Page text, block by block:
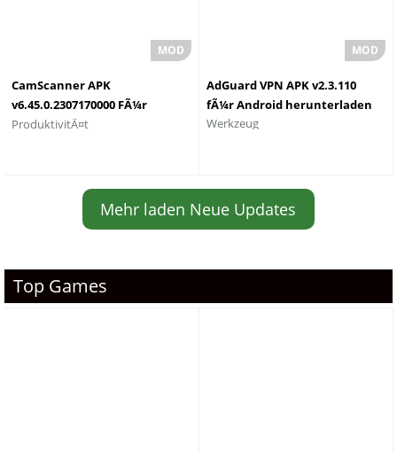
CamScanner APK
v6.45.0.2307170000 FÃ¼r
Android herunterladen
ProduktivitÃ¤t
AdGuard VPN APK v2.3.110
fÃ¼r Android herunterladen
Werkzeug
Mehr laden Neue Updates
Top Games